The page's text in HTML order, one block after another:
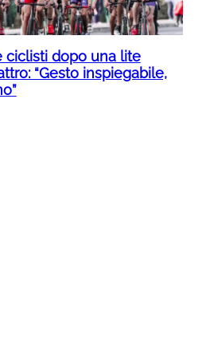
ciclisti dopo una lite
“Gesto inspiegabile,